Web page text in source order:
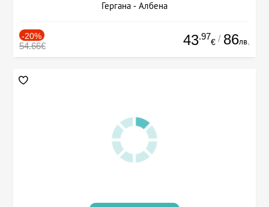
Гергана - Албена
-20%
54.66€ 43.97
€ / 86лв.